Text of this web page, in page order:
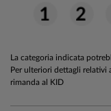
La categoria indicata
Per ulteriori dettagli relativi
rimanda al KID